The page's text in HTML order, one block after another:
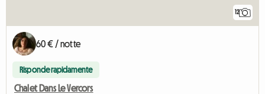
12
60 € / notte
Risponde rapidamente
Chalet Dans Le Vercors